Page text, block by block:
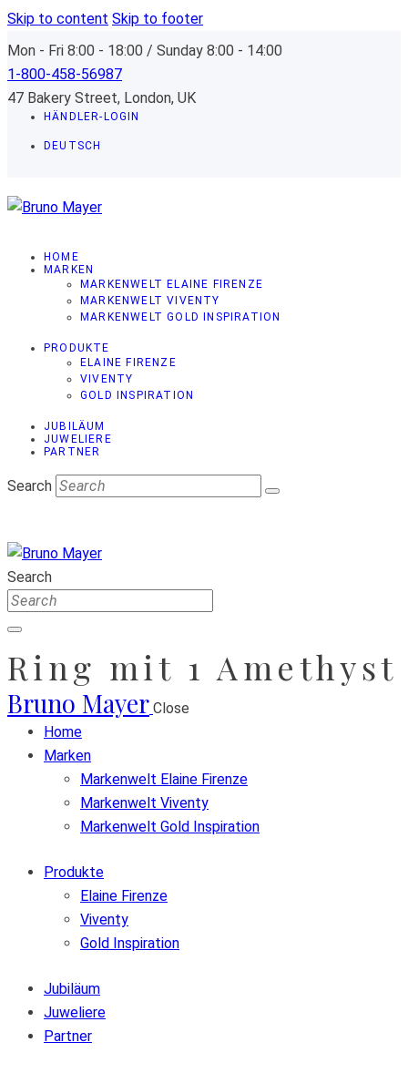
Skip to content Skip to footer
Mon - Fri 8:00 - 18:00 / Sunday 8:00 - 14:00
1-800-458-56987
47 Bakery Street, London, UK
HÄNDLER-LOGIN
DEUTSCH
HOME
MARKEN
MARKENWELT ELAINE FIRENZE
MARKENWELT VIVENTY
MARKENWELT GOLD INSPIRATION
PRODUKTE
ELAINE FIRENZE
VIVENTY
GOLD INSPIRATION
JUBILÄUM
JUWELIERE
PARTNER
Search
Search
Ring mit 1 Amethyst
Bruno Mayer Close
Home
Marken
Markenwelt Elaine Firenze
Markenwelt Viventy
Markenwelt Gold Inspiration
Produkte
Elaine Firenze
Viventy
Gold Inspiration
Jubiläum
Juweliere
Partner